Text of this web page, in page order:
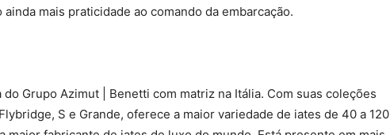
mais praticidade ao comando da embarcação.
do Grupo Azimut | Benetti com matriz na Itália. Com suas coleções
S e Grande, oferece a maior variedade de iates de 40 a 120